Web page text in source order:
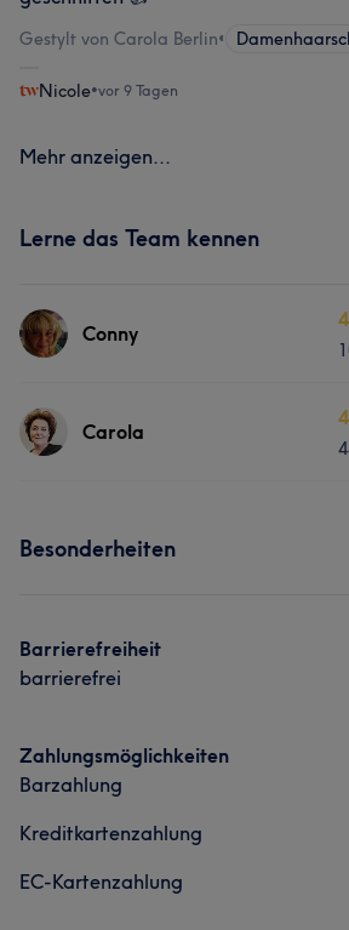
Gestylt von Carola Berlin•
Nicole•vor 9 Tagen
Mehr anzeigen...
Lerne das Team kennen
Conny
Services
Was unsere Kunden über Conny
Professionell 7
Carola
Was unsere Kunden über Carola
Besonderheiten
Barrierefreiheit
barrierefrei
Zahlungsmöglichkeiten
Barzahlung
Kreditkartenzahlung
EC-Kartenzahlung